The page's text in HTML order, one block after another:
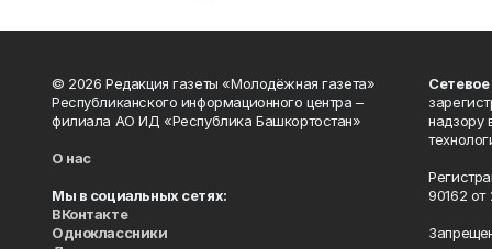
© 2026 Редакция газеты «Молодёжная газета»
Республиканского информационного центра –
филиала АО ИД «Республика Башкортостан»
О нас
Мы в социальных сетях:
ВКонтакте
Одноклассники
надзору
90162 от